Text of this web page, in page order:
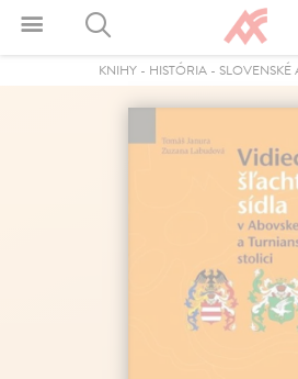
KNIHY - HISTÓRIA - SLOVENSKÉ